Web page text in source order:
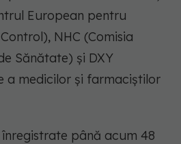
European pentru
NHC (Comisia
Sănătate) și DXY
a medicilor și farmaciștilor
până acum 48